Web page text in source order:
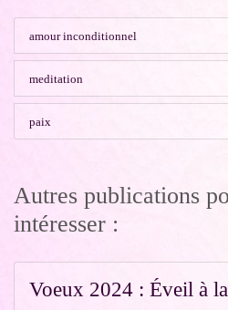
amour inconditionnel
meditation
paix
Autres publications
intéresser :
Voeux 2024 : Éveil à